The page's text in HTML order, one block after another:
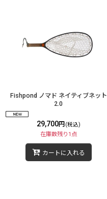
Fishpond ノマド ネイティブネット
2.0
29,700円 (税込)
在庫数残り1点
カートに入れる